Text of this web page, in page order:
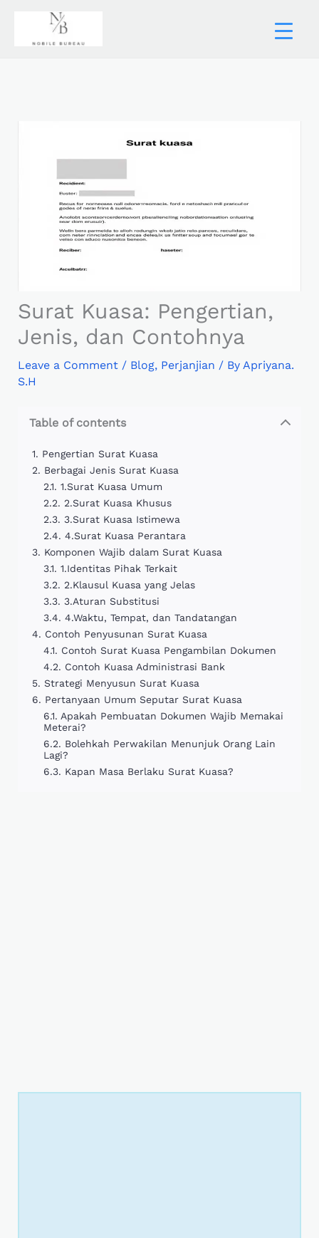
Surat Kuasa: Pengertian,
Jenis, dan Contohnya
Leave a Comment / Blog, Perjanjian / By Apriyana.
S.H
Table of contents
Pengertian Surat Kuasa
Berbagai Jenis Surat Kuasa
1.Surat Kuasa Umum
2.Surat Kuasa Khusus
3.Surat Kuasa Istimewa
4.Surat Kuasa Perantara
Komponen Wajib dalam Surat Kuasa
1.Identitas Pihak Terkait
2.Klausul Kuasa yang Jelas
3.Aturan Substitusi
4.Waktu, Tempat, dan Tandatangan
Contoh Penyusunan Surat Kuasa
Contoh Surat Kuasa Pengambilan Dokumen
Contoh Kuasa Administrasi Bank
Strategi Menyusun Surat Kuasa
Pertanyaan Umum Seputar Surat Kuasa
Apakah Pembuatan Dokumen Wajib Memakai
Meterai?
Bolehkah Perwakilan Menunjuk Orang Lain
Lagi?
Kapan Masa Berlaku Surat Kuasa?